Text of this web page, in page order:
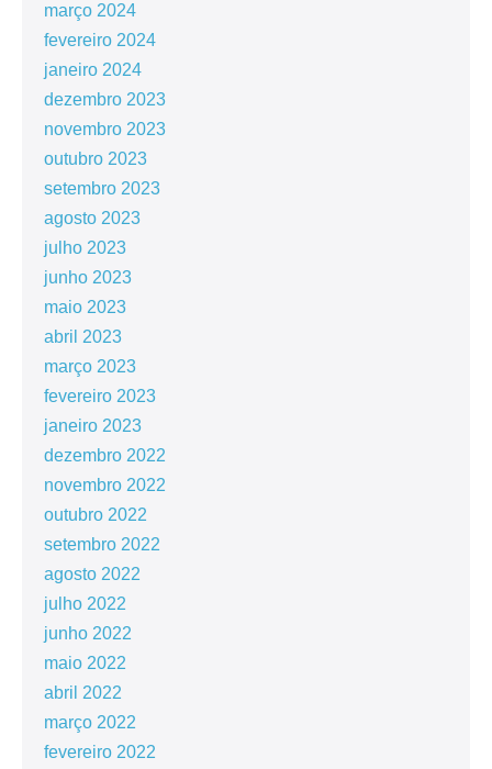
março 2024
fevereiro 2024
janeiro 2024
dezembro 2023
novembro 2023
outubro 2023
setembro 2023
agosto 2023
julho 2023
junho 2023
maio 2023
abril 2023
março 2023
fevereiro 2023
janeiro 2023
dezembro 2022
novembro 2022
outubro 2022
setembro 2022
agosto 2022
julho 2022
junho 2022
maio 2022
abril 2022
março 2022
fevereiro 2022